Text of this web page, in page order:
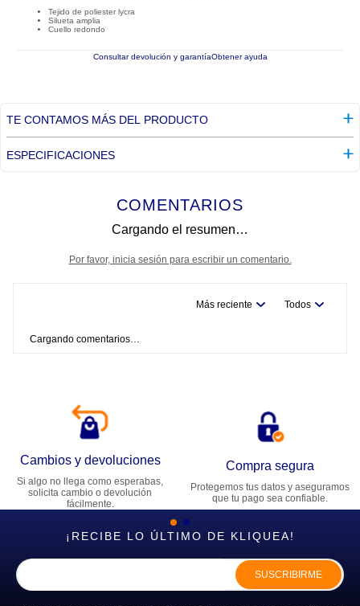
Tejido de poliester lycra
Silueta amplia
Cuello redondo
Consultar devolución y garantíaObtener ayuda
TE CONTAMOS MÁS DEL PRODUCTO
ESPECIFICACIONES
COMENTARIOS
Cargando el resumen…
Por favor, inicia sesión para escribir un comentario.
Más reciente Todos
Cargando comentarios…
Cambios y devoluciones
Si algo no llega como esperabas,
solicita cambio o devolución
fácilmente.
Compra segura
Protegemos tus datos y aseguramos
que tu pago sea confiable.
¡RECIBE LO ÚLTIMO DE KLIQUEA!
SUSCRIBIRME